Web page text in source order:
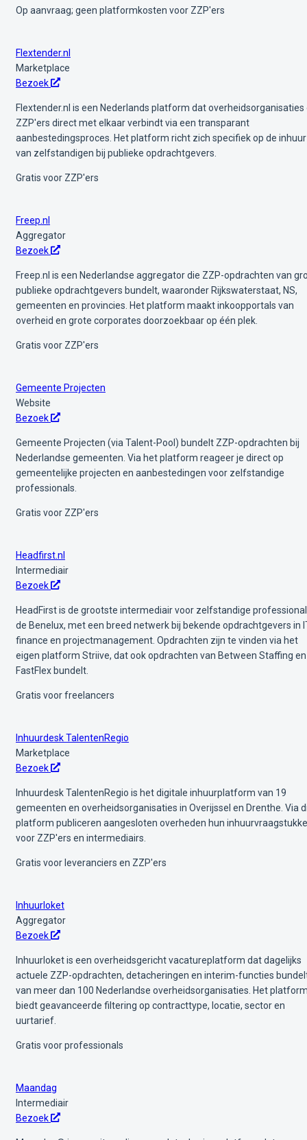
Op aanvraag; geen platformkosten voor ZZP'ers
Flextender.nl
Marketplace
Bezoek
Flextender.nl is een Nederlands platform dat overheidsorganisaties
ZZP'ers direct met elkaar verbindt via een transparant
aanbestedingsproces. Het platform richt zich specifiek op de inhuur
van zelfstandigen bij publieke opdrachtgevers.
Gratis voor ZZP'ers
Freep.nl
Aggregator
Bezoek
Freep.nl is een Nederlandse aggregator die ZZP-opdrachten van
publieke opdrachtgevers bundelt, waaronder Rijkswaterstaat, NS,
gemeenten en provincies. Het platform maakt inkoopportals van
overheid en grote corporates doorzoekbaar op één plek.
Gratis voor ZZP'ers
Gemeente Projecten
Website
Bezoek
Gemeente Projecten (via Talent-Pool) bundelt ZZP-opdrachten bij
Nederlandse gemeenten. Via het platform reageer je direct op
gemeentelijke projecten en aanbestedingen voor zelfstandige
professionals.
Gratis voor ZZP'ers
Headfirst.nl
Intermediair
Bezoek
HeadFirst is de grootste intermediair voor zelfstandige
de Benelux, met een breed netwerk bij bekende opdrachtgevers in
finance en projectmanagement. Opdrachten zijn te vinden via het
eigen platform Striive, dat ook opdrachten van Between Staffing en
FastFlex bundelt.
Gratis voor freelancers
Inhuurdesk TalentenRegio
Marketplace
Bezoek
Inhuurdesk TalentenRegio is het digitale inhuurplatform van 19
gemeenten en overheidsorganisaties in Overijssel en Drenthe. Via
platform publiceren aangesloten overheden hun
voor ZZP'ers en intermediairs.
Gratis voor leveranciers en ZZP'ers
Inhuurloket
Aggregator
Bezoek
Inhuurloket is een overheidsgericht vacatureplatform dat dagelijks
actuele ZZP-opdrachten, detacheringen en interim-functies
van meer dan 100 Nederlandse overheidsorganisaties. Het
biedt geavanceerde filtering op contracttype, locatie, sector en
uurtarief.
Gratis voor professionals
Maandag
Intermediair
Bezoek